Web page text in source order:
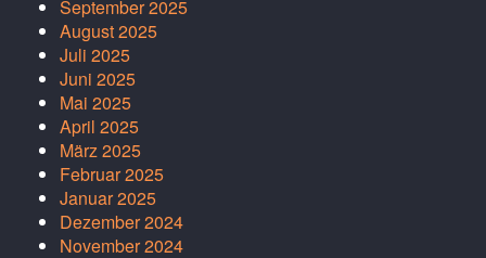
September 2025
August 2025
Juli 2025
Juni 2025
Mai 2025
April 2025
März 2025
Februar 2025
Januar 2025
Dezember 2024
November 2024